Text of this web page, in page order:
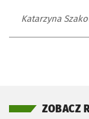
Katarzyna
ZOBACZ